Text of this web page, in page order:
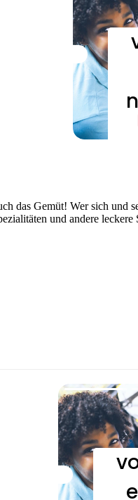
das Gemüt! Wer sich
und andere